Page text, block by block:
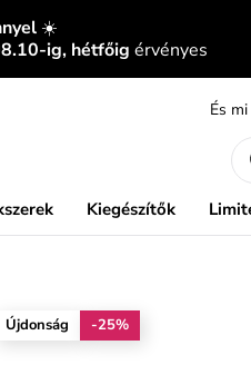
☀️
ig, hétfőig érvényes
Kiegészítők
Újdonság -25%